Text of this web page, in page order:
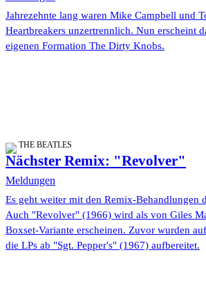
Jahrezehnte lang waren Mike Campbell und
Heartbreakers unzertrennlich. Nun erscheint
eigenen Formation The Dirty Knobs.
THE BEATLES
Nächster Remix: "Revolver"
Meldungen
Es geht weiter mit den Remix-Behandlungen
Auch "Revolver" (1966) wird als von Giles
Boxset-Variante erscheinen. Zuvor wurden
die LPs ab "Sgt. Pepper's" (1967) aufbereitet.